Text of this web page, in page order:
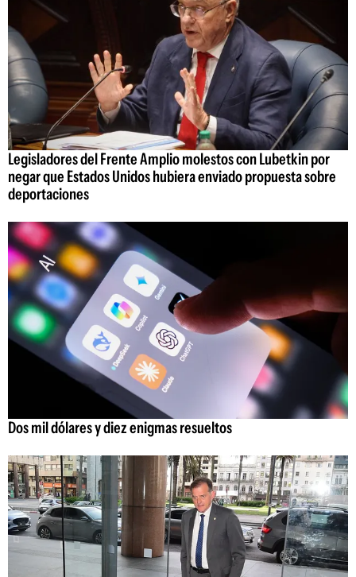
Legisladores del Frente Amplio molestos con Lubetkin por
negar que Estados Unidos hubiera enviado propuesta sobre
deportaciones
Dos mil dólares y diez enigmas resueltos